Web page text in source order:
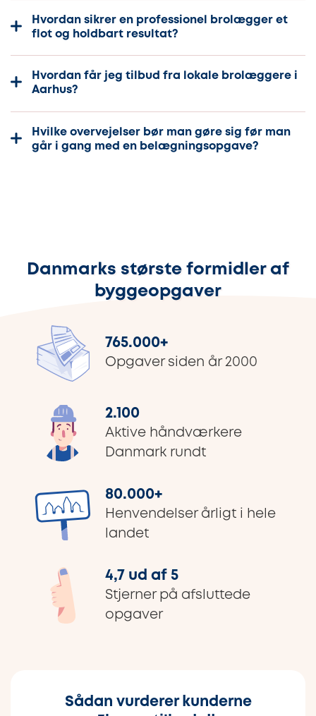
Hvordan sikrer en professionel brolægger et
flot og holdbart resultat?
Hvordan får jeg tilbud fra lokale brolæggere i
Aarhus?
Hvilke overvejelser bør man gøre sig før man
går i gang med en belægningsopgave?
Danmarks største formidler af
byggeopgaver
765.000+
Opgaver siden år 2000
2.100
Aktive håndværkere
Danmark rundt
80.000+
Henvendelser årligt i hele
landet
4,7 ud af 5
Stjerner på afsluttede
opgaver
Sådan vurderer kunderne